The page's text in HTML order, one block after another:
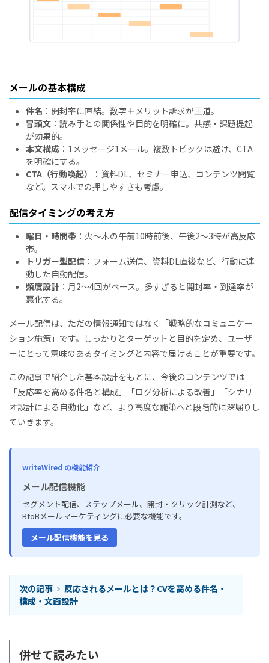
メールの基本構成
件名 ：開封率に直結。数字＋メリット訴求が王道。
冒頭文 ：読み手との関係性や目的を明確に。共感・課題提起
が効果的。
本文構成 ：1メッセージ1メール。複数トピックは避け、CTA
を明確にする。
CTA（行動喚起）
：資料DL、セミナー申込、コンテンツ閲覧
など。スマホでの押しやすさも考慮。
配信タイミングの考え方
曜日・時間帯 ：火～木の午前10時前後、午後2〜3時が高反応
帯。
トリガー型配信 ：フォーム送信、資料DL直後など、行動に連
動した自動配信。
頻度設計 ：月2〜4回がベース。多すぎると開封率・到達率が
悪化する。
メール配信は、ただの情報通知ではなく「戦略的なコミュニケー
ション施策」です。しっかりとターゲットと目的を定め、ユーザ
ーにとって意味のあるタイミングと内容で届けることが重要です。
この記事で紹介した基本設計をもとに、今後のコンテンツでは
「反応率を高める件名と構成」「ログ分析による改善」「シナリ
オ設計による自動化」など、より高度な施策へと段階的に深堀りし
ていきます。
writeWired の機能紹介
メール配信機能
セグメント配信、ステップメール、開封・クリック計測など、
BtoBメールマーケティングに必要な機能です。
メール配信機能を見る
次の記事
反応されるメールとは？CVを高める件名・
構成・文面設計
併せて読みたい